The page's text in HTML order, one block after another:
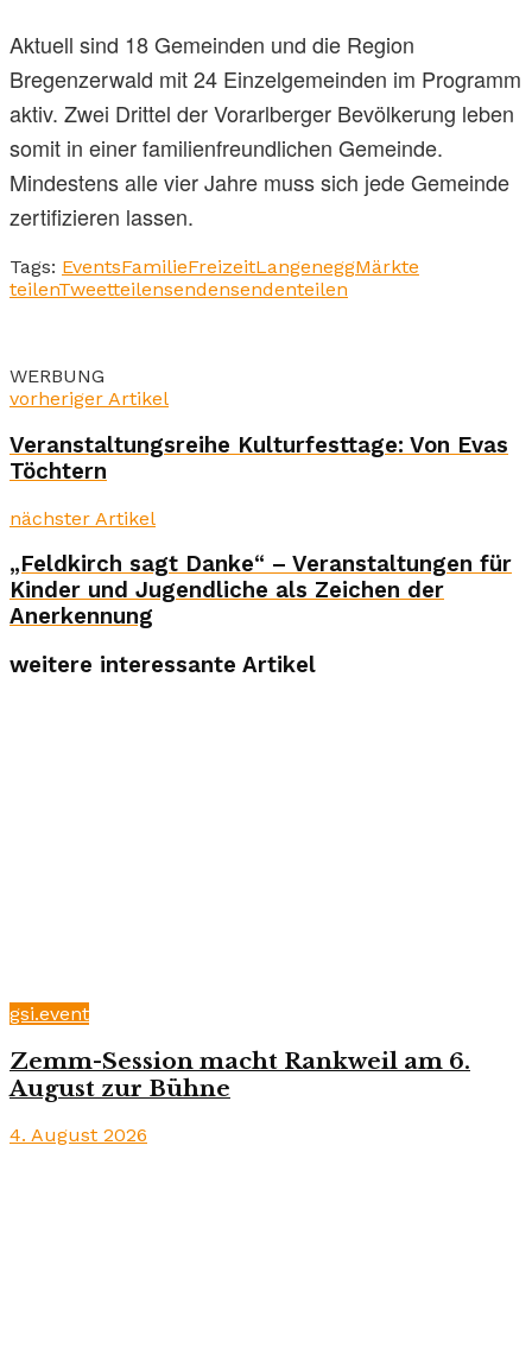
Aktuell sind 18 Gemeinden und die Region
Bregenzerwald mit 24 Einzelgemeinden im Programm
aktiv. Zwei Drittel der Vorarlberger Bevölkerung leben
somit in einer familienfreundlichen Gemeinde.
Mindestens alle vier Jahre muss sich jede Gemeinde
zertifizieren lassen.
Tags: EventsFamilieFreizeitLangeneggMärkte
teilenTweetteilensendensendenteilen
WERBUNG
vorheriger Artikel
Veranstaltungsreihe Kulturfesttage: Von Evas
Töchtern
nächster Artikel
„Feldkirch sagt Danke“ – Veranstaltungen für
Kinder und Jugendliche als Zeichen der
Anerkennung
weitere interessante Artikel
gsi.event
Zemm-Session macht Rankweil am 6.
August zur Bühne
4. August 2026